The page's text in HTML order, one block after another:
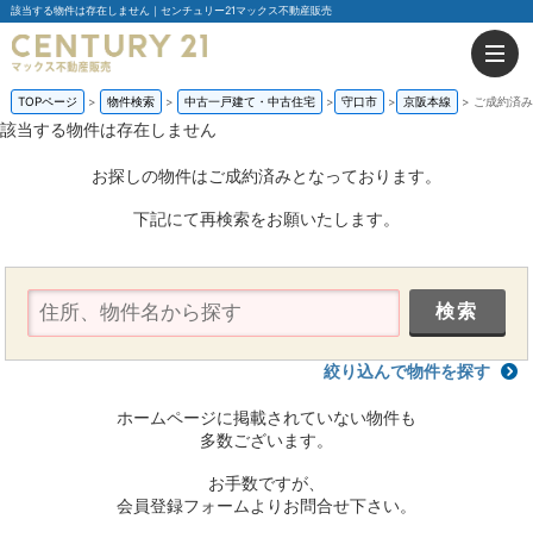
該当する物件は存在しません｜センチュリー21マックス不動産販売
TOPページ 物件検索 中古一戸建て・中古住宅 守口市 京阪本線 ご成約済み
該当する物件は存在しません
お探しの物件はご成約済みとなっております。
下記にて再検索をお願いたします。
絞り込んで物件を探す
ホームページに掲載されていない物件も
多数ございます。
お手数ですが、
会員登録フォームよりお問合せ下さい。